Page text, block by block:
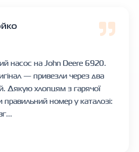
насос на John Deere 6920.
— привезли через два
Дякую хлопцям з гарячої
правильний номер у каталозі: